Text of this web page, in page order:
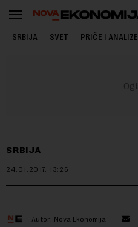
SRBIJA SVET PRIČE I ANALIZE
SRBIJA
24.01.2017. 13:26
Autor: Nova Ekonomija